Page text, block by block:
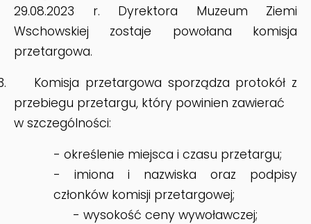
29.08.2023 r. Dyrektora Muzeum Ziemi
Wschowskiej zostaje powołana komisja
przetargowa.
Komisja przetargowa sporządza protokół z
przebiegu przetargu, który powinien zawierać
w szczególności:
- określenie miejsca i czasu przetargu;
- imiona i nazwiska oraz podpisy
członków komisji przetargowej;
- wysokość ceny wywoławczej;